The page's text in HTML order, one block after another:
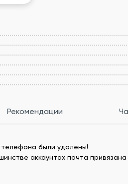
Рекомендации
были удалены!
аккаунтах почта